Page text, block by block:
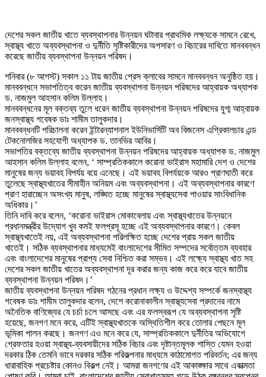
দেশের সকল জাতীয় খাতে ব্যবস্থাপনার উন্নয়ন ঘটাবার প্রাথমিক লক্ষ্যকে সামনে রেখে,
স্বাস্থ্য খাতে অব্যবস্থাপনা ও দুর্নীতি সৃষ্টিকারীদের অপসারণ ও বিচারের দাবিতে মানববন্ধন
করেছে জাতীয় ব্যবস্থাপনা উন্নয়ন পরিষদ।
শনিবার (৮ আগস্ট) সকাল ১১ টায় জাতীয় প্রেস ক্লাবের সামনে মানববন্ধন অনুষ্ঠিত হয়।
মানববন্ধনে সভাপতিত্ব করেন জাতীয় ব্যবস্থাপনা উন্নয়ন পরিষদের আহ্বায়ক অধ্যাপক
ড. নাজমুল আহসান কলিম উল্লাহ।
মানববন্ধনের মূল বক্তব্য তুলে ধরেন জাতীয় ব্যবস্থাপনা উন্নয়ন পরিষদের যুগ্ম আহ্বায়ক
জনস্বাস্থ্য গবেষক ডাঃ শামীম তালুকদার।
মানববন্ধনটি পরিচালনা করেন ইন্টারন্যাশনাল ইউনিভার্সিটি অব বিজনেস এগ্রিকালচার এন্ড
টেকনোলজির সহযোগী অধ্যাপক ড. তানভির আবির।
সভাপতির বক্তব্যে জাতীয় ব্যবস্থাপনা উন্নয়ন পরিষদের আহ্বায়ক অধ্যাপক ড. নাজমুল
আহসান কলিম উল্লাহ বলেন, ‘ সাম্প্রতিককালে করোনা ভাইরাস মহামারি দেশ ও দেশের
মানুষের জন্য ভয়াবহ বিপর্যয় বয়ে এনেছে। এই ভয়াবহ বিপর্যয়কে আরও প্রাণঘাতী করে
তুলেছে স্বাস্থ্যখাতের সীমাহীন অনিয়ম এবং অব্যবস্থাপনা। এই অব্যবস্থাপনার কারণে
প্রাণ হারাচ্ছেন অসংখ্য মানুষ, লঙ্ঘিত হচ্ছে মানুষের স্বাস্থ্যসেবা পাওয়ার সাংবিধানিক
অধিকার।’
তিনি দাবি করে বলেন, ‘করোনা ভাইরাস মোকাবেলায় এবং স্বাস্থ্যখাতের উন্নয়নে
প্রধানমন্ত্রীর উদ্যোগ খুব কমই ফলপ্রসূ হচ্ছে এই অব্যবস্থাপনার কারণে। কেবল
স্বাস্থ্যখাতেই নয়, এই অব্যবস্থাপনা পরিলক্ষিত হচ্ছে দেশের প্রায় সকল জাতীয়
খাতেই। সঠিক ব্যবস্থাপনার মাধ্যমেই বাংলাদেশের সীমিত সম্পদের সর্বোত্তম ব্যবহার
এবং বাংলাদেশের মানুষের প্রাপ্য সেবা নিশ্চিত করা সম্ভব। এই লক্ষ্যে স্বাস্থ্য খাত সহ
দেশের সকল জাতীয় খাতের অব্যবস্থাপনা দূর করার জন্য কাজ করে করে যাবে জাতীয়
ব্যবস্থাপনা উন্নয়ন পরিষদ।’
জাতীয় ব্যবস্থাপনা উন্নয়ন পরিষদ গঠনের প্রধান লক্ষ্য ও উদ্দেশ্য সম্পর্কে জনস্বাস্থ্য
গবেষক ডাঃ শামীম তালুকদার বলেন, দেশে করোনাকালীন স্বাস্থ্যসেবা প্রদানের নামে
অনৈতিক বাণিজ্যের যে চর্চা চলে আসছে এবং এর ফলস্বরূপ যে অব্যবস্থাপনা সৃষ্টি
হয়েছে, জনগণ মনে করে, এটিই স্বাস্থ্যখাতকে অস্থিতিশীল করে তোলার পেছনে মূল
ভূমিকা পালন করছে। জনগণ এও মনে করে যে, সাম্প্রতিককালে দুর্নীতির অভিযোগে
গ্রেফতার হওয়া স্বাস্থ্য-ব্যবসায়ীদের সঠিক বিচার এবং দৃষ্টান্তমূলক শাস্তি যেমন হওয়া
দরকার ঠিক তেমনি ভাবে দরকার সঠিক পরিকল্পনার মাধ্যমে কাঠামোগত পরিবর্তন; এর জন্য
ধারাবাহিক প্রচেষ্টার কোনও বিকল্প নেই। আমরা জনগণের এই আকাঙ্ক্ষার সাথে একাত্মতা